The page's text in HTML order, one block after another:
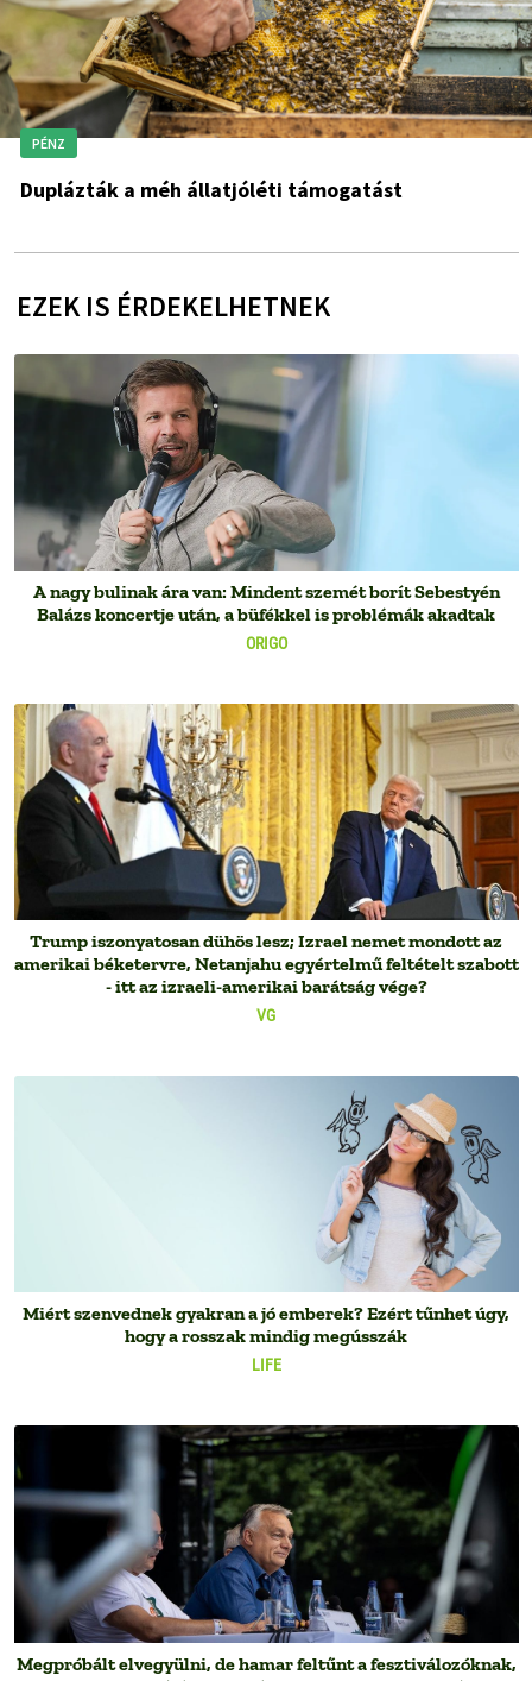
PÉNZ
Duplázták a méh állatjóléti támogatást
EZEK IS ÉRDEKELHETNEK
ORIGO
A nagy bulinak ára van: Mindent szemét borít Sebestyén
Balázs koncertje után, a büfékkel is problémák akadtak
VG
Trump iszonyatosan dühös lesz; Izrael nemet mondott az
amerikai béketervre, Netanjahu egyértelmű feltételt szabott
- itt az izraeli-amerikai barátság vége?
LIFE
Miért szenvednek gyakran a jó emberek? Ezért tűnhet úgy,
hogy a rosszak mindig megússzák
Megpróbált elvegyülni, de hamar feltűnt a fesztiválozóknak,